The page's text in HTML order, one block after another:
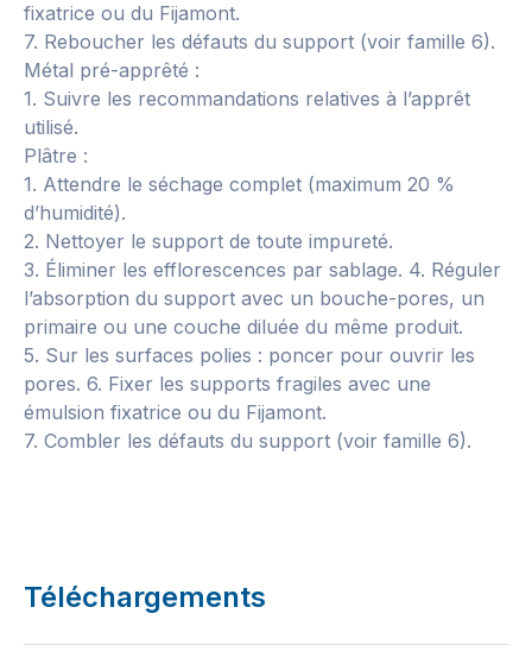
fixatrice ou du Fijamont.
7. Reboucher les défauts du support (voir famille 6).
Métal pré-apprêté :
1. Suivre les recommandations relatives à l’apprêt
utilisé.
Plâtre :
1. Attendre le séchage complet (maximum 20 %
d’humidité).
2. Nettoyer le support de toute impureté.
3. Éliminer les efflorescences par sablage. 4. Réguler
l’absorption du support avec un bouche-pores, un
primaire ou une couche diluée du même produit.
5. Sur les surfaces polies : poncer pour ouvrir les
pores. 6. Fixer les supports fragiles avec une
émulsion fixatrice ou du Fijamont.
7. Combler les défauts du support (voir famille 6).
Téléchargements